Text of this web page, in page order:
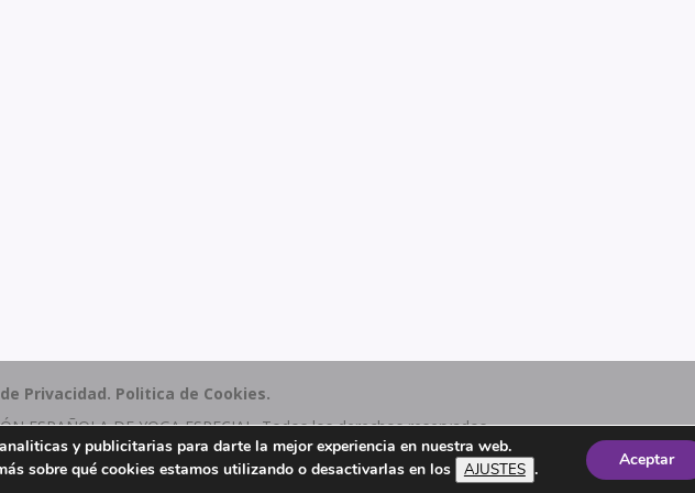
Privacidad. Politica de Cookies.
ESPAÑOLA DE YOGA ESPECIAL. Todos los derechos reservados.
de Eida
y publicitarias para darte la mejor experiencia en nuestra web.
sobre qué cookies estamos utilizando o desactivarlas en los
AJUSTES . Aceptar